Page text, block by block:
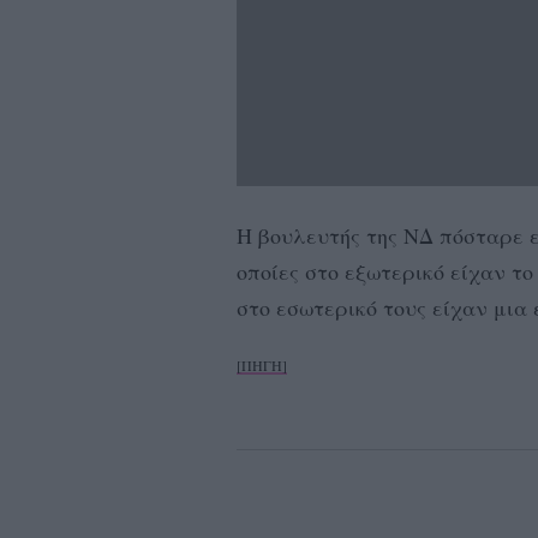
Η βουλευτής της ΝΔ πόσταρε
οποίες στο εξωτερικό είχαν
στο εσωτερικό τους είχαν
[ΠΗΓΗ]